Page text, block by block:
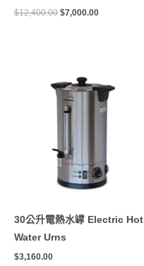
$12,400.00 $7,000.00
30公升電熱水罉 Electric Hot
Water Urns
$3,160.00